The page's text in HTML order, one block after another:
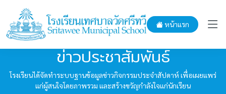
หน้าแรก
ข่าวประชาสัมพันธ์
โรงเรียนได้จัดทำระบบฐานข้อมูลข่าวกิจกรรมประจำสัปดาห์ เพื่อเผยแพร่
แก่ผู้สนใจโดยภาพรวม และสร้างขวัญกำลังใจแก่นักเรียน